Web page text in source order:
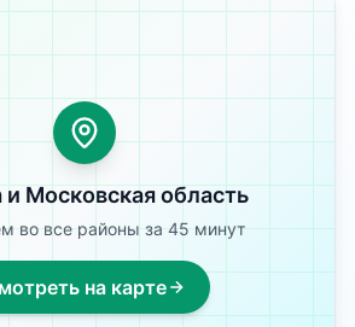
Московская область
во все районы за 45 минут
на карте